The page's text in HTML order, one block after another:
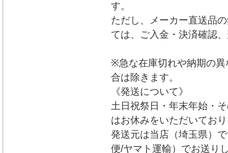
す。
ただし、メーカー直送品
ては、ご入金・決済確認
※急な在庫切れや納期の
合は除きます。
《発送について》
土日祝祭日・年末年始・
はお休みをいただいてお
発送元は当店（埼玉県）
便/ヤマト運輸）でお送り